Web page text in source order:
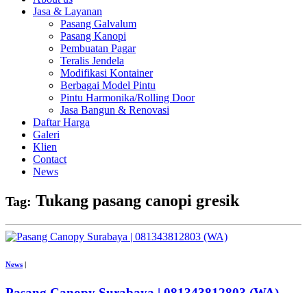
Jasa & Layanan
Pasang Galvalum
Pasang Kanopi
Pembuatan Pagar
Teralis Jendela
Modifikasi Kontainer
Berbagai Model Pintu
Pintu Harmonika/Rolling Door
Jasa Bangun & Renovasi
Daftar Harga
Galeri
Klien
Contact
News
Tag: Tukang pasang canopi gresik
News |